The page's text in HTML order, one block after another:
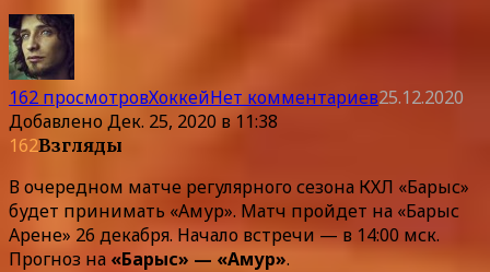
162 просмотровХоккейНет комментариев25.12.2020
ДобавленоДек. 25, 2020 в 11:38
162Взгляды
В очередном матче регулярного сезона КХЛ «Барыс»
будет принимать «Амур». Матч пройдет на «Барыс
Арене» 26 декабря. Начало встречи — в 14:00 мск.
Прогноз на «Барыс» — «Амур».